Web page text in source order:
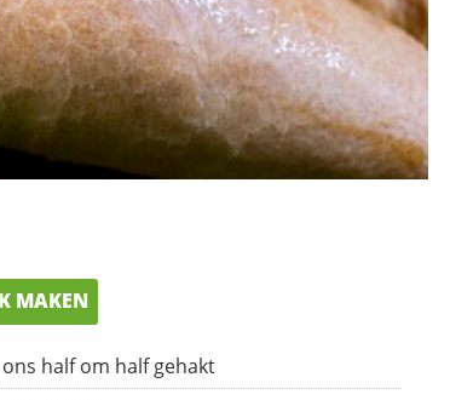
MAKEN
ons half om half gehakt